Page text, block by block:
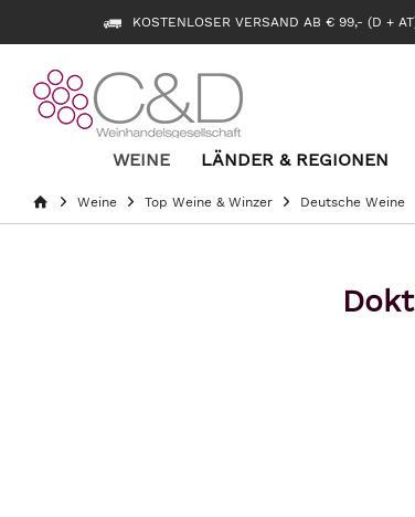
KOSTENLOSER VERSAND AB € 99,- (D +
WEINE LÄNDER & REGIONEN
Weine Top Weine & Winzer Deutsche Weine